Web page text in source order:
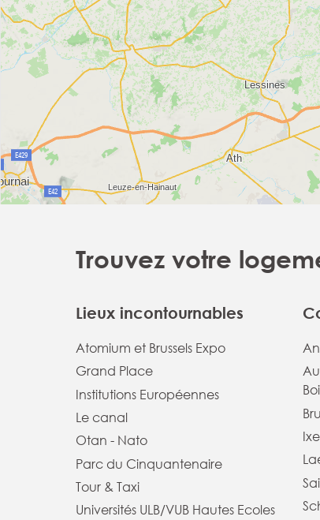
Trouvez votre
Lieux incontournables
Atomium et Brussels Expo
Grand Place
Institutions Européennes
Le canal
Otan - Nato
Parc du Cinquantenaire
Tour & Taxi
Universités ULB/VUB Hautes Ecoles